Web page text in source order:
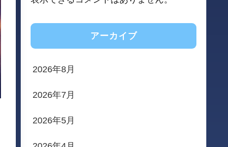
アーカイブ
2026年8月
2026年7月
2026年5月